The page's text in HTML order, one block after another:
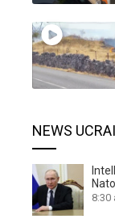
NEWS
8:30